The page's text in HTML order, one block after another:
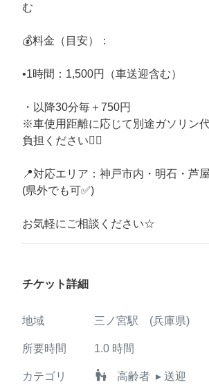
む
💰料金（目安）：
•1時間：1,500円（車送迎含む）
・以降30分毎＋750円
※車使用距離に応じて別途ガソリン
負担ください🙇‍♂️
📍対応エリア：神戸市内・明石・芦
(県外でも可✅)
お気軽にご相談ください☆
チケット詳細
地域 三ノ宮駅 (兵庫県)
所要時間 1.0 時間
カテゴリ
escalator_warning 高齢者 ▸ 送迎